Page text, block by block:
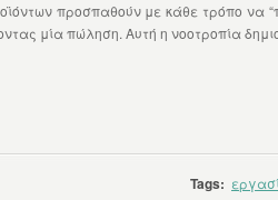
προσπαθούν με κάθε τρόπο να
μία πώληση. Αυτή η νοοτροπία
Tags: